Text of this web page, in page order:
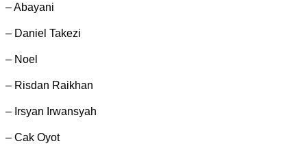
– Abayani
– Daniel Takezi
– Noel
– Risdan Raikhan
– Irsyan Irwansyah
– Cak Oyot